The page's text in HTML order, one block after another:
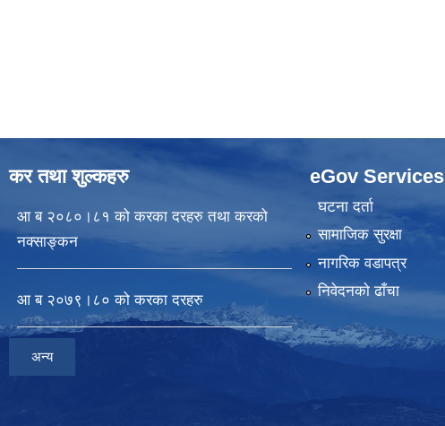
कर तथा शुल्कहरु
आ ब २०८०।८१ को करका दरहरु तथा करको
नक्साङ्कन
आ ब २०७९।८० को करका दरहरु
अन्य
eGov Services
घटना दर्ता
सामाजिक सुरक्षा
नागरिक वडापत्र
निवेदनकाे ढाँचा